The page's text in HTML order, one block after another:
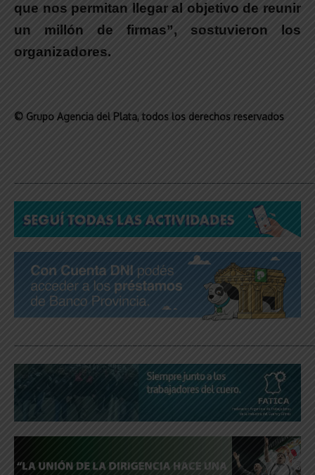
que nos permitan llegar al objetivo de reunir
un millón de firmas”, sostuvieron los
organizadores.
© Grupo Agencia del Plata, todos los derechos reservados